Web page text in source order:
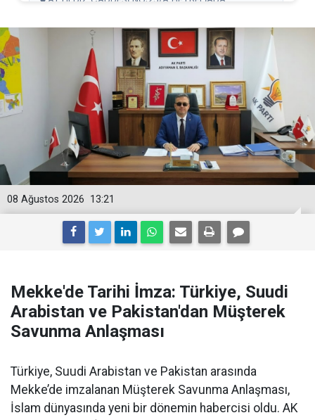
13:21
08 Ağustos 2026
Mekke'de Tarihi İmza: Türkiye, Suudi
Arabistan ve Pakistan'dan Müşterek
Savunma Anlaşması
Türkiye, Suudi Arabistan ve Pakistan arasında
Mekke’de imzalanan Müşterek Savunma Anlaşması,
İslam dünyasında yeni bir dönemin habercisi oldu. AK